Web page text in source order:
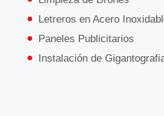
Letreros en Acero
Paneles Publicitarios
Instalación de